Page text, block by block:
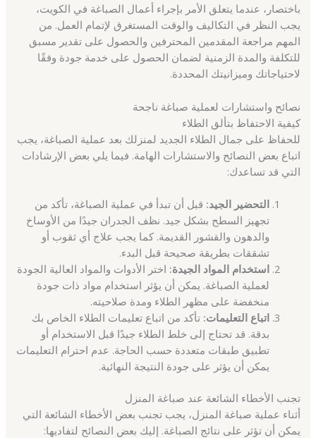
باختصار، عندما يتعلق الأمر بإجراء أعمال الصباغة في الكويت،
يجب النظر في التكاليف والوقت المستغرق لإتمام العمل. من
المهم مراجعة المقدمين المحترفين والحصول على تقدير مسبق
للتكلفة والمدة الزمنية لضمان الحصول على خدمة جودة وفقًا
لاحتياجاتك وميزانيتك المحددة.
نصائح واستشارات لعملية صباغة ناجحة
كيفية الاحتفاظ بتألق الطلاء
للحفاظ على جمال الطلاء الجديد لمنزلك بعد عملية الصباغة، يجب
اتباع بعض النصائح والاستشارات الهامة. فيما يلي بعض الإرشادات
التي قد تساعدك:
التحضير الجيد: قبل أن تبدأ في عملية الصباغة، تأكد من
تجهيز السطح بشكل جيد. نظف الجدران جيدًا من الأوساخ
والدهون والقشور القديمة. كما يجب علاج أي ثقوب أو
تشققات بطريقة صحيحة قبل البدء.
استخدام المواد الجيدة: اختر الأدوات والمواد العالية الجودة
لعملية الصباغة. يمكن أن يؤثر استخدام مواد ذات جودة
منخفضة على مظهر الطلاء ومدة صلاحيته.
اتباع التعليمات: تأكد من اتباع تعليمات الطلاء الخاص بك
بدقة. قد تحتاج إلى خلط الطلاء جيدًا قبل الاستخدام أو
تطبيق طبقات متعددة حسب الحاجة. عدم احترام التعليمات
يمكن أن يؤثر على جودة النتيجة النهائية.
تجنب الأخطاء الشائعة عند صباغة المنزل
أثناء عملية صباغة المنزل، يجب تجنب بعض الأخطاء الشائعة التي
يمكن أن تؤثر على نتائج الصباغة. إليك بعض النصائح لتفاديها: